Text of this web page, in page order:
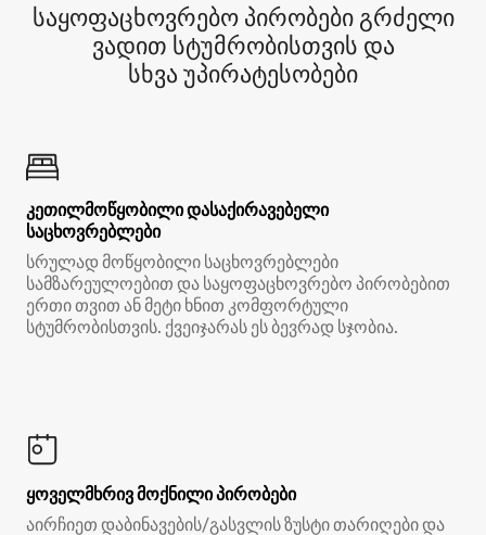
საყოფაცხოვრებო პირობები გრძელი
ვადით სტუმრობისთვის და
სხვა უპირატესობები
კეთილმოწყობილი დასაქირავებელი
საცხოვრებლები
სრულად მოწყობილი საცხოვრებლები
სამზარეულოებით და საყოფაცხოვრებო პირობებით
ერთი თვით ან მეტი ხნით კომფორტული
სტუმრობისთვის. ქვეიჯარას ეს ბევრად სჯობია.
ყოველმხრივ მოქნილი პირობები
აირჩიეთ დაბინავების/გასვლის ზუსტი თარიღები და